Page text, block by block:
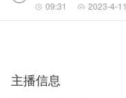
09:31 2023-4-11
主播信息